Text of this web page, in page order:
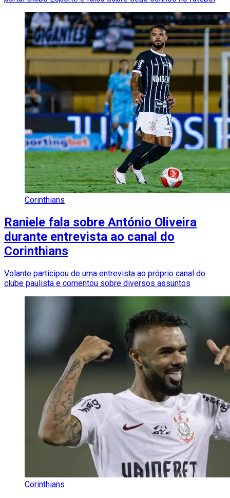
Corinthians
Raniele fala sobre António Oliveira
durante entrevista ao canal do
Corinthians
Volante participou de uma entrevista ao próprio canal do
clube paulista e comentou sobre diversos assuntos
Corinthians